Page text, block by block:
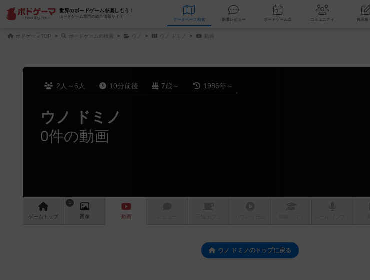
世界のボードゲームを楽しもう！
ボードゲーム専門の総合情報サイト
データベース 検索 新着レビュー ボードゲーム会 コミュニティ
ボドゲーマTOP ボードゲームの検索 ウノ ウノ ドミノ 動画
2人～6人 10分前後 7歳～ 1986年～
ウノ ドミノ
0件の動画
ゲーム トップ
1
画像 動画
ウノ ドミノのトップに戻る